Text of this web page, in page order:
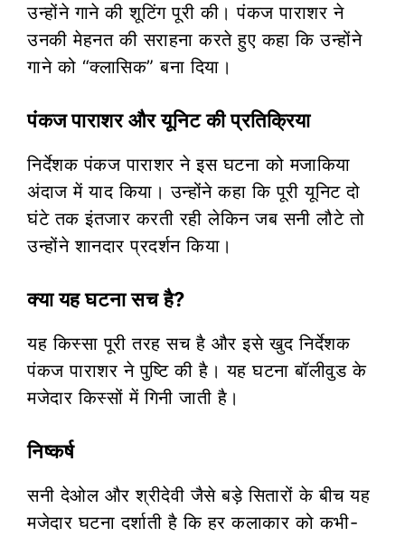
उन्होंने गाने की शूटिंग पूरी की। पंकज पाराशर ने
उनकी मेहनत की सराहना करते हुए कहा कि उन्होंने
गाने को “क्लासिक” बना दिया।
पंकज पाराशर और यूनिट की प्रतिक्रिया
निर्देशक पंकज पाराशर ने इस घटना को मजाकिया
अंदाज में याद किया। उन्होंने कहा कि पूरी यूनिट दो
घंटे तक इंतजार करती रही लेकिन जब सनी लौटे तो
उन्होंने शानदार प्रदर्शन किया।
क्या यह घटना सच है?
यह किस्सा पूरी तरह सच है और इसे खुद निर्देशक
पंकज पाराशर ने पुष्टि की है। यह घटना बॉलीवुड के
मजेदार किस्सों में गिनी जाती है।
निष्कर्ष
सनी देओल और श्रीदेवी जैसे बड़े सितारों के बीच यह
मजेदार घटना दर्शाती है कि हर कलाकार को कभी-